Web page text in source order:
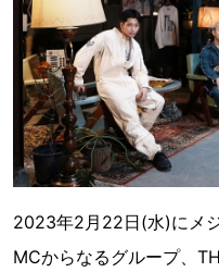
2023年2月22日(水)にメ
MCからなるグループ、